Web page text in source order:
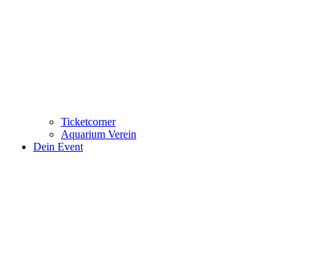
Ticketcorner
Aquarium Verein
Dein Event